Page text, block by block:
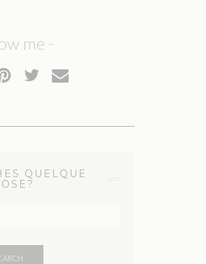
me -
QUELQUE